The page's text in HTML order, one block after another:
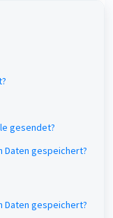
gesendet?
Daten gespeichert?
Daten gespeichert?